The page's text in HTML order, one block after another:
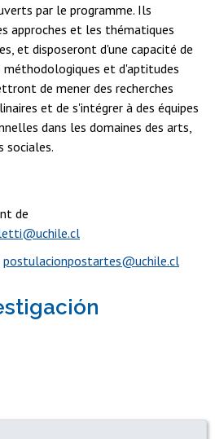
par le programme. Ils
approches et les thématiques
et disposeront d'une capacité de
méthodologiques et d'aptitudes
de mener des recherches
et de s'intégrer à des équipes
dans les domaines des arts,
sociales.
de
postulacionpostartes@uchile.cl